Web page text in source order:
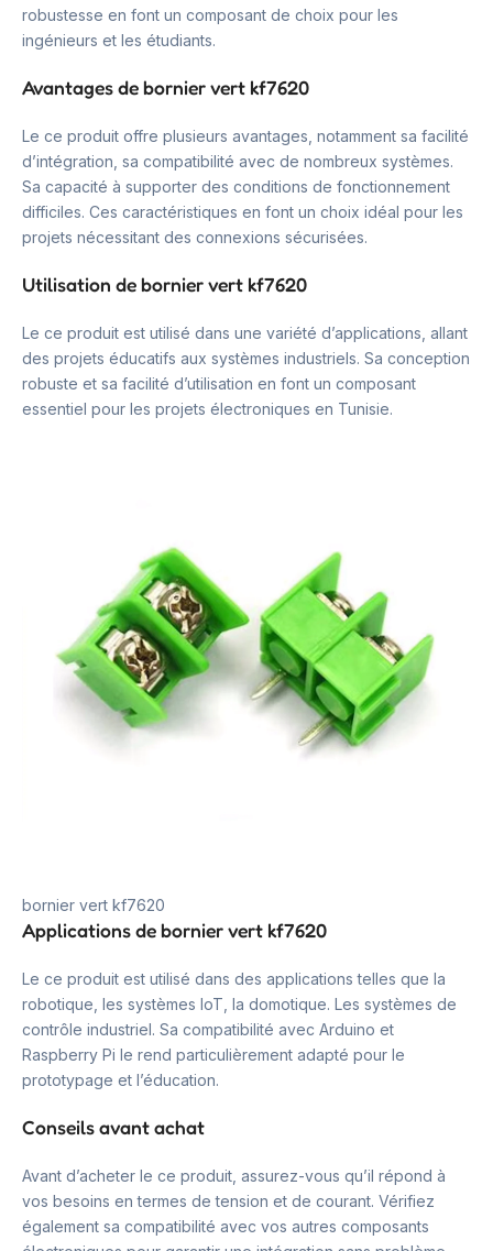
robustesse en font un composant de choix pour les
ingénieurs et les étudiants.
Avantages de bornier vert kf7620
Le ce produit offre plusieurs avantages, notamment sa facilité
d’intégration, sa compatibilité avec de nombreux systèmes.
Sa capacité à supporter des conditions de fonctionnement
difficiles. Ces caractéristiques en font un choix idéal pour les
projets nécessitant des connexions sécurisées.
Utilisation de bornier vert kf7620
Le ce produit est utilisé dans une variété d’applications, allant
des projets éducatifs aux systèmes industriels. Sa conception
robuste et sa facilité d’utilisation en font un composant
essentiel pour les projets électroniques en Tunisie.
bornier vert kf7620
Applications de bornier vert kf7620
Le ce produit est utilisé dans des applications telles que la
robotique, les systèmes IoT, la domotique. Les systèmes de
contrôle industriel. Sa compatibilité avec Arduino et
Raspberry Pi le rend particulièrement adapté pour le
prototypage et l’éducation.
Conseils avant achat
Avant d’acheter le ce produit, assurez-vous qu’il répond à
vos besoins en termes de tension et de courant. Vérifiez
également sa compatibilité avec vos autres composants